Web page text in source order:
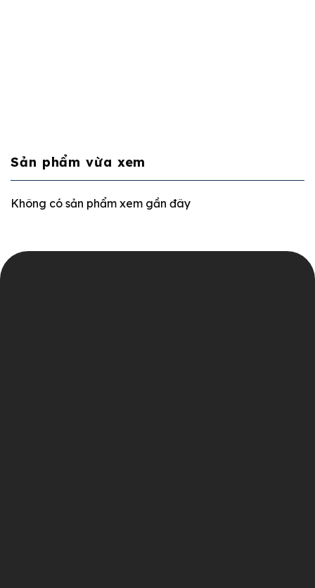
Sản phẩm vừa xem
Không có sản phẩm xem gần đây